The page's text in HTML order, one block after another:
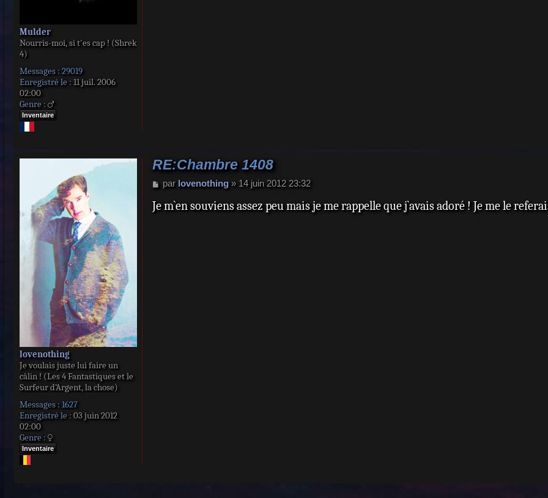
Mulder
Nourris-moi, si t'es cap ! (Shrek
4)
Messages : 29019
Enregistré le : 11 juil. 2006
02:00
Genre :
Inventaire
lovenothing
Je voulais juste lui faire un
câlin ! (Les 4 Fantastiques et le
Surfeur d’Argent, la chose)
Messages : 1627
Enregistré le : 03 juin 2012
02:00
Genre :
Inventaire
RE:Chambre 1408
M
s
par lovenothing » 14 juin 2012 23:32
Je m`en souviens assez peu mais je me rappelle que j`avais adoré ! Je me le